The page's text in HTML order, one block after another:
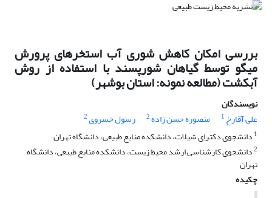
بررسی امکان کاهش شوری آب استخرهای پرورش
میگو توسط گیاهان شورپسند با استفاده از روش
آبکشت (مطالعه نمونه: استان بوشهر)
نویسندگان
علی آقارخ 1 منصوره حسن زاده2 رسول خسروی2
1 دانشجوی دکترای شیلات، دانشکده منابع طبیعی، دانشگاه تهران
2دانشجوی کارشناسی ارشد محیط زیست، دانشکده منابع طبیعی، دانشگاه
تهران
چکیده